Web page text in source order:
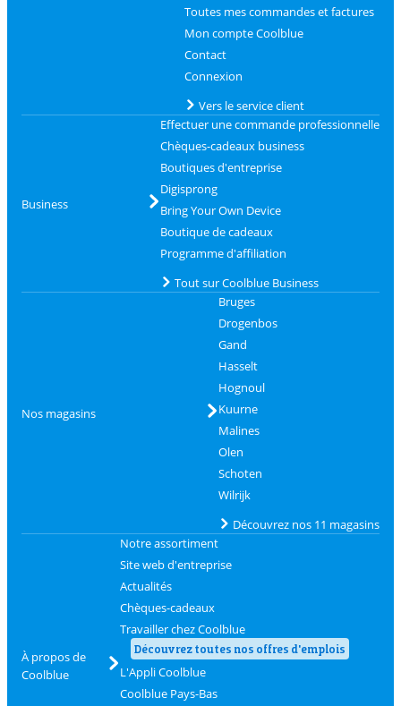
Toutes mes commandes et factures
Mon compte Coolblue
Contact
Connexion
Vers le service client
Business
Effectuer une commande professionnelle
Chèques-cadeaux business
Boutiques d'entreprise
Digisprong
Bring Your Own Device
Boutique de cadeaux
Programme d'affiliation
Tout sur Coolblue Business
Nos magasins
Bruges
Drogenbos
Gand
Hasselt
Hognoul
Kuurne
Malines
Olen
Schoten
Wilrijk
Découvrez nos 11 magasins
À propos de
Coolblue
Notre assortiment
Site web d'entreprise
Actualités
Chèques-cadeaux
Travailler chez Coolblue
Découvrez toutes nos offres d'emplois
L'Appli Coolblue
Coolblue Pays-Bas